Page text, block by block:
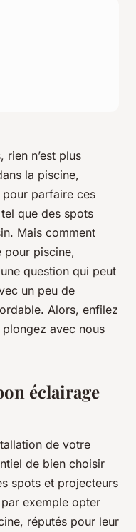
rien n’est plus
la piscine,
parfaire ces
que des spots
Mais comment
pour piscine,
question qui peut
un peu de
Alors, enfilez
avec nous
éclairage
de votre
de bien choisir
spots et projecteurs
exemple opter
réputés pour leur